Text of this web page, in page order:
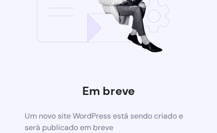
Em breve
Um novo site WordPress está sendo criado e
será publicado em breve